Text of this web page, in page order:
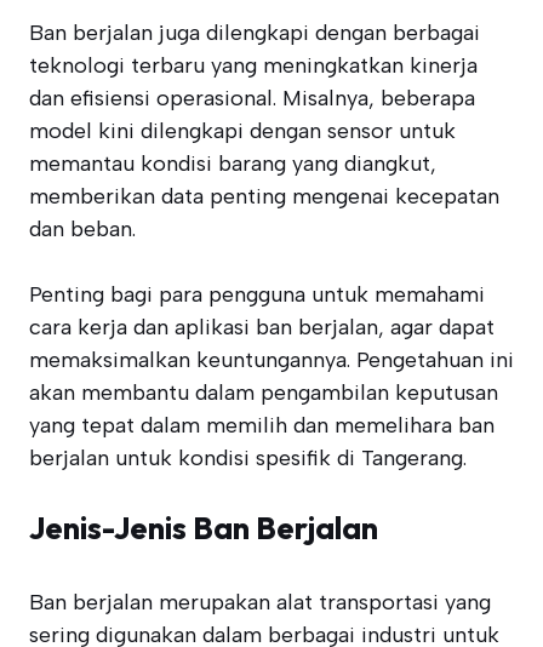
Ban berjalan juga dilengkapi dengan berbagai
teknologi terbaru yang meningkatkan kinerja
dan efisiensi operasional. Misalnya, beberapa
model kini dilengkapi dengan sensor untuk
memantau kondisi barang yang diangkut,
memberikan data penting mengenai kecepatan
dan beban.
Penting bagi para pengguna untuk memahami
cara kerja dan aplikasi ban berjalan, agar dapat
memaksimalkan keuntungannya. Pengetahuan ini
akan membantu dalam pengambilan keputusan
yang tepat dalam memilih dan memelihara ban
berjalan untuk kondisi spesifik di Tangerang.
Jenis-Jenis Ban Berjalan
Ban berjalan merupakan alat transportasi yang
sering digunakan dalam berbagai industri untuk